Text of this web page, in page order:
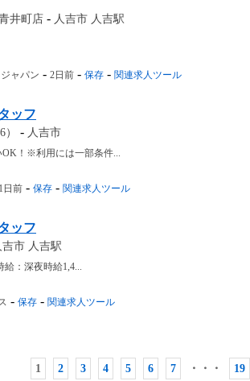
井町店 - 人吉市 人吉駅
ャパン - 2日前 - 保存 - 関連求人ツール
ッフ
- 人吉市
OK！※利用には一部条件...
1日前 - 保存 - 関連求人ツール
ッフ
吉市 人吉駅
給：深夜時給1,4...
- 保存 - 関連求人ツール
1 2 3 4 5 6 7 ・・・ 19